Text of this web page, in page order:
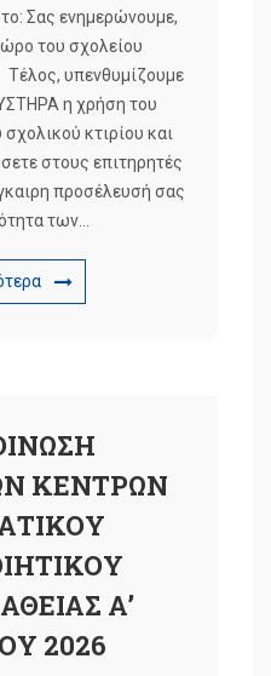
Σας ενημερώνουμε,
του σχολείου
Τέλος, υπενθυμίζουμε
η χρήση του
κτιρίου και
στους επιτηρητές
προσέλευσή σας
των…
ΚΕΝΤΡΩΝ
Α’
2026